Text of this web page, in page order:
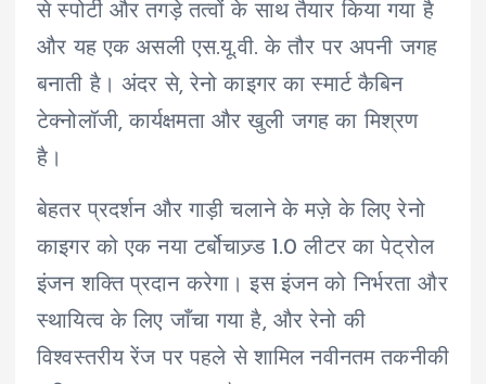
से स्पोर्टी और तगड़े तत्वों के साथ तैयार किया गया है
और यह एक असली एस.यू.वी. के तौर पर अपनी जगह
बनाती है। अंदर से, रेनो काइगर का स्मार्ट कैबिन
टेक्नोलॉजी, कार्यक्षमता और खुली जगह का मिश्रण
है।
बेहतर प्रदर्शन और गाड़ी चलाने के मज़े के लिए रेनो
काइगर को एक नया टर्बोचाज्र्ड 1.0 लीटर का पेट्रोल
इंजन शक्ति प्रदान करेगा। इस इंजन को निर्भरता और
स्थायित्व के लिए जाँचा गया है, और रेनो की
विश्वस्तरीय रेंज पर पहले से शामिल नवीनतम तकनीकी